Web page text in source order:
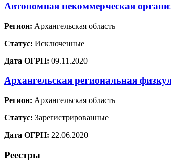
Автономная некоммерческая
Регион: Архангельская область
Статус: Исключенные
Дата ОГРН: 09.11.2020
Архангельская региональная
Регион: Архангельская область
Статус: Зарегистрированные
Дата ОГРН: 22.06.2020
Реестры